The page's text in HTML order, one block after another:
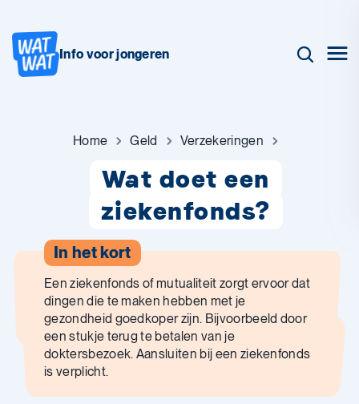
Info voor jongeren
Home Geld Verzekeringen
Wat doet een
ziekenfonds?
In het kort
Een ziekenfonds of mutualiteit zorgt ervoor dat
dingen die te maken hebben met je
gezondheid goedkoper zijn. Bijvoorbeeld door
een stukje terug te betalen van je
doktersbezoek. Aansluiten bij een ziekenfonds
is verplicht.